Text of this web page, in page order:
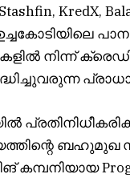
Stashfin, KredX,
നിന്ന്
ബഹുമുഖ
കമ്പനിയായ